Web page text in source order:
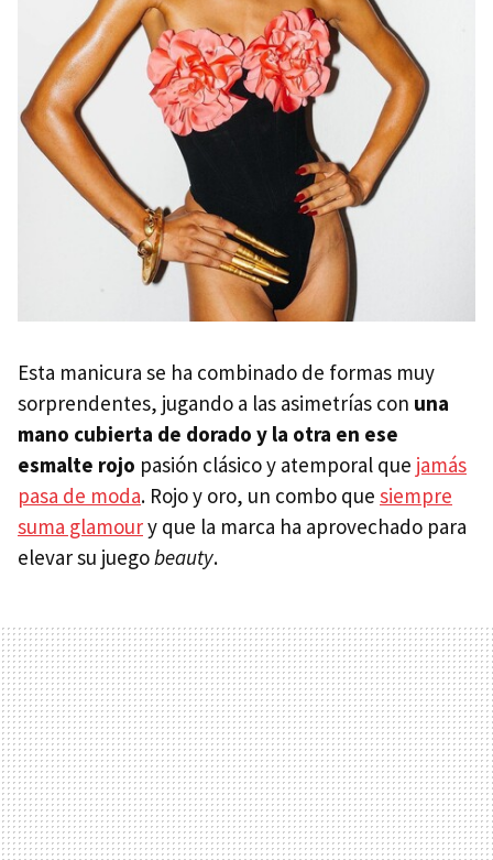
Esta manicura se ha combinado de formas muy
sorprendentes, jugando a las asimetrías con una
mano cubierta de dorado y la otra en ese
esmalte rojo pasión clásico y atemporal que jamás
pasa de moda. Rojo y oro, un combo que siempre
suma glamoury que la marca ha aprovechado para
elevar su juegobeauty.